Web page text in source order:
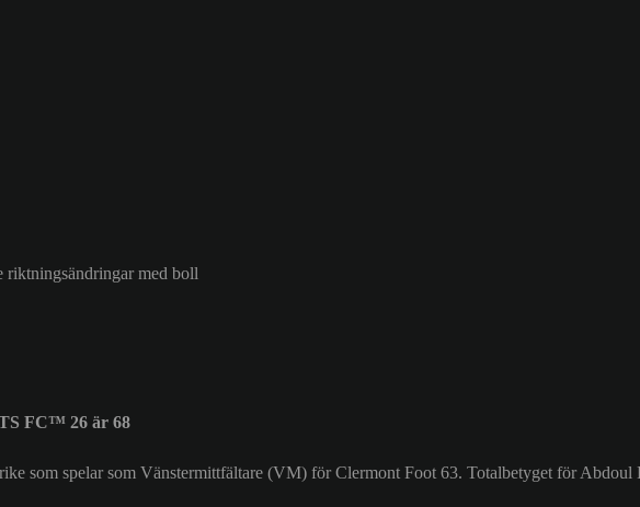
riktningsändringar med boll
FC™ 26 är 68
som spelar som Vänstermittfältare (VM) för Clermont Foot 63. Totalbetyget för Abdoul